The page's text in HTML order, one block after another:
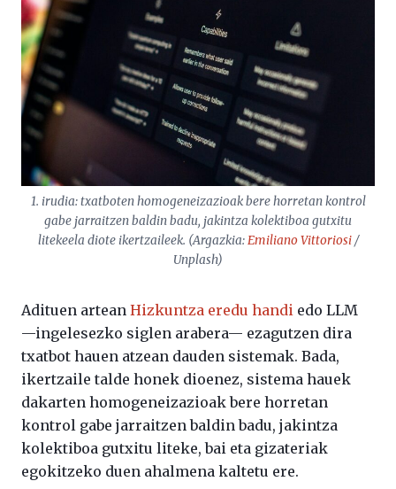
1. irudia: txatboten homogeneizazioak bere horretan kontrol
gabe jarraitzen baldin badu, jakintza kolektiboa gutxitu
litekeela diote ikertzaileek. (Argazkia:Emiliano Vittoriosi/
Unplash)
Adituen artean Hizkuntza eredu handi edo LLM
—ingelesezko siglen arabera— ezagutzen dira
txatbot hauen atzean dauden sistemak. Bada,
ikertzaile talde honek dioenez, sistema hauek
dakarten homogeneizazioak bere horretan
kontrol gabe jarraitzen baldin badu, jakintza
kolektiboa gutxitu liteke, bai eta gizateriak
egokitzeko duen ahalmena kaltetu ere.